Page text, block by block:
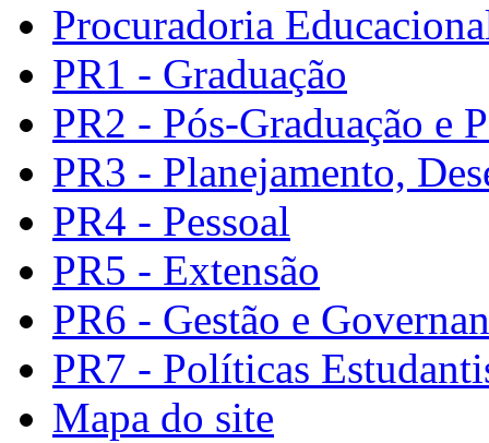
Procuradoria
PR1 - Graduação
PR2 - Pós-Graduação e
PR3 - Planejamento,
PR4 - Pessoal
PR5 - Extensão
PR6 - Gestão e
PR7 - Políticas
Mapa do site